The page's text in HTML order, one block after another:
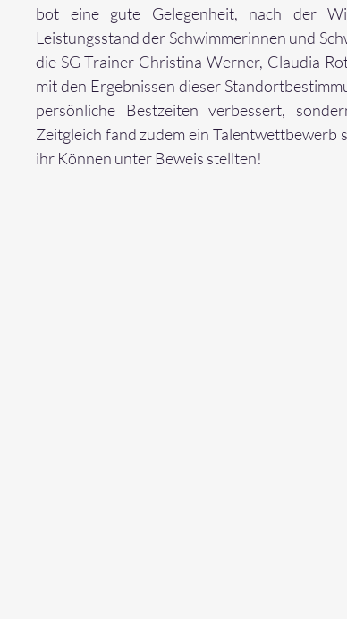
bot eine gute Gelegenheit, nach der
Leistungsstand der Schwimmerinnen und
die SG-Trainer Christina Werner, Claudia
mit den Ergebnissen dieser
persönliche Bestzeiten verbessert,
Zeitgleich fand zudem ein Talentwettbewerb
ihr Können unter Beweis stellten!